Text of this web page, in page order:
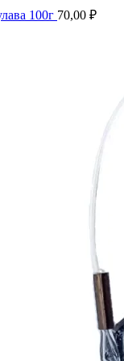
100г 70,00 ₽